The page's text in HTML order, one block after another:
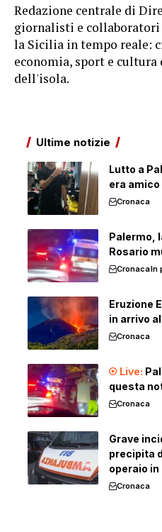
Redazione centrale di
giornalisti e collaboratori
la Sicilia in tempo reale:
economia, sport e cultura
dell'isola.
Ultime notizie
Lutto a
era
Cronaca
Palermo,
Rosario
CronacaIn
Eruzione
in arrivo
Cronaca
questa
Cronaca
Grave
precipita
operaio
Cronaca